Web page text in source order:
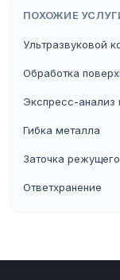
ПОХОЖИЕ
Ультразвуковой
Обработка
Экспресс-анализ
Гибка металла
Заточка
Ответхранение